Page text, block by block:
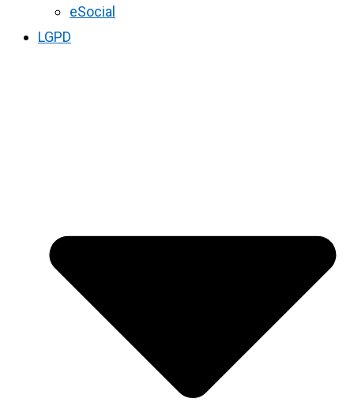
eSocial
LGPD